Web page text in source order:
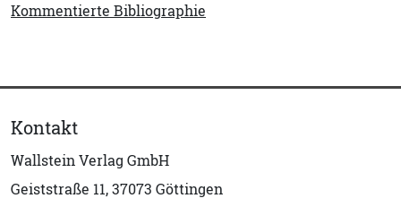
Kommentierte Bibliographie
Kontakt
Wallstein Verlag GmbH
Geiststraße 11, 37073 Göttingen